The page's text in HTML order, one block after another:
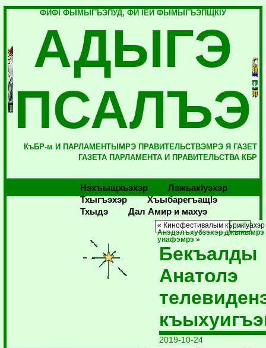
ФИФI ФЫМЫГЪЭПУД, ФИ IЕЙ ФЫМЫГЪЭПЩКIУ
АДЫГЭ
ПСАЛЪЭ
КъБР-м И ПАРЛАМЕНТЫМРЭ ПРАВИТЕЛЬСТВЭМРЭ Я ГАЗЕТ
ГАЗЕТА ПАРЛАМЕНТА И ПРАВИТЕЛЬСТВА КБР
Нэхъыщхьэхэр
Лэжьакlуэхэр
Тхыгъэхэр
Хъыбарегъащlэ
Тхыдэ
Дал Амир и махуэ
« Кинофестивалым кърикIуахэр
Анэдэлъхубзэхэр
унафэмрэ »
Бекъалды
Анатолэ
2019-10-24